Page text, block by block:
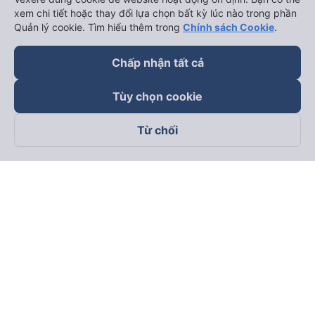
Theo dõi chúng tôi trên
xem chi tiết hoặc thay đổi lựa chọn bất kỳ lúc nào trong phần
Quản lý cookie. Tìm hiểu thêm trong Chính sách Cookie.
Chấp nhận tất cả
Tùy chọn cookie
Từ chối